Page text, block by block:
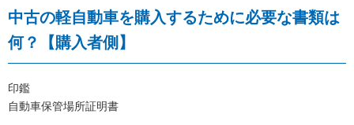
中古の軽自動車を購入するために必要な書類は
何？【購入者側】
印鑑
自動車保管場所証明書